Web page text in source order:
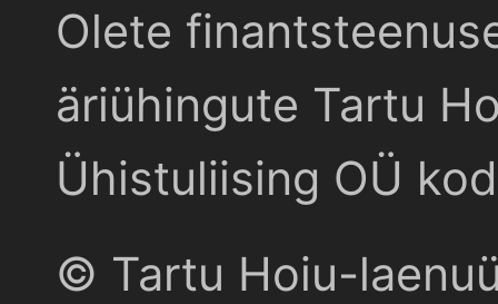
Olete
äriühingute Tartu
Ühistuliising OÜ
© Tartu Hoiu-